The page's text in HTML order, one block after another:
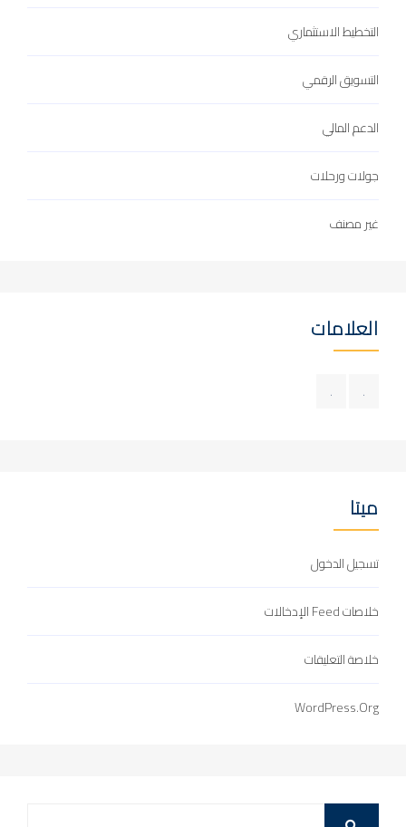
التخطيط الاستثماري
التسويق الرقمي
الدعم المالي
جولات ورحلات
غير مصنف
العلامات
ميتا
تسجيل الدخول
خلاصات Feed الإدخالات
خلاصة التعليقات
WordPress.org